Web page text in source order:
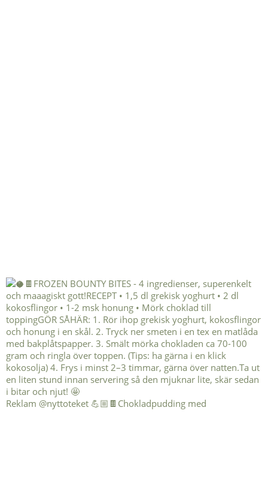
Reklam @nyttoteket 💪🏼🍫Chokladpudding med